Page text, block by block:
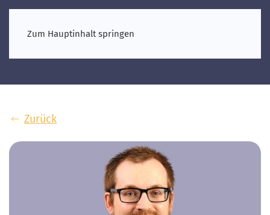
Zum Hauptinhalt springen
Zurück